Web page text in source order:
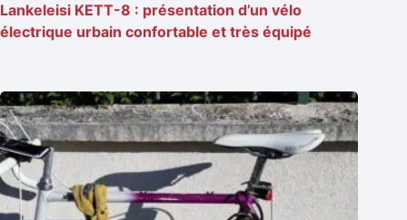
Lankeleisi KETT-8 : présentation d’un vélo
électrique urbain confortable et très équipé